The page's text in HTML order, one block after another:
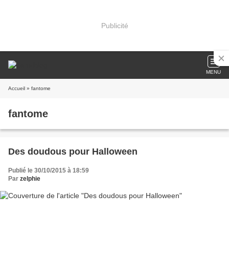
Publicité
MENU
Accueil » fantome
fantome
Des doudous pour Halloween
Publié le 30/10/2015 à 18:59
Par zelphie